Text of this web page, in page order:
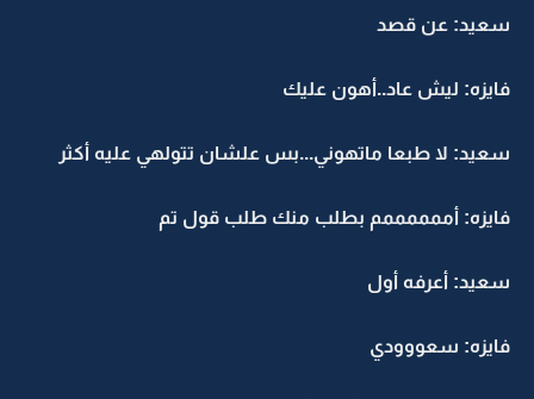
سعيد: عن قصد
فايزه: ليش عاد..أهون عليك
سعيد: لا طبعا ماتهوني...بس علشان تتولهي عليه أكثر
فايزه: أممممممم بطلب منك طلب قول تم
سعيد: أعرفه أول
فايزه: سعووودي